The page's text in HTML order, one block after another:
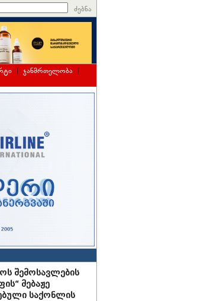
ძებნა
| ჯანმრთელობა |
შემოსავლების
მებაჟე
საქონლის